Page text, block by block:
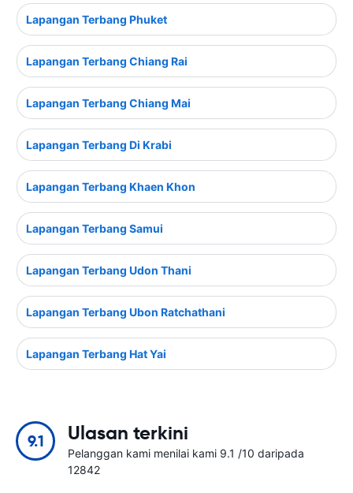
Lapangan Terbang Phuket
Lapangan Terbang Chiang Rai
Lapangan Terbang Chiang Mai
Lapangan Terbang Di Krabi
Lapangan Terbang Khaen Khon
Lapangan Terbang Samui
Lapangan Terbang Udon Thani
Lapangan Terbang Ubon Ratchathani
Lapangan Terbang Hat Yai
9.1 Ulasan terkini
Pelanggan kami menilai kami 9.1 /10 daripada
12842